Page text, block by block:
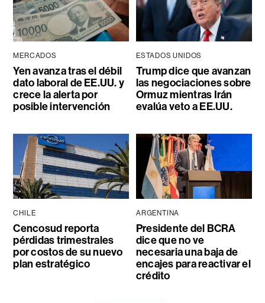
MERCADOS
Yen avanza tras el débil
dato laboral de EE.UU. y
crece la alerta por
posible intervención
ESTADOS UNIDOS
Trump dice que avanzan
las negociaciones sobre
Ormuz mientras Irán
evalúa veto a EE.UU.
CHILE
Cencosud reporta
pérdidas trimestrales
por costos de su nuevo
plan estratégico
ARGENTINA
Presidente del BCRA
dice que no ve
necesaria una baja de
encajes para reactivar el
crédito